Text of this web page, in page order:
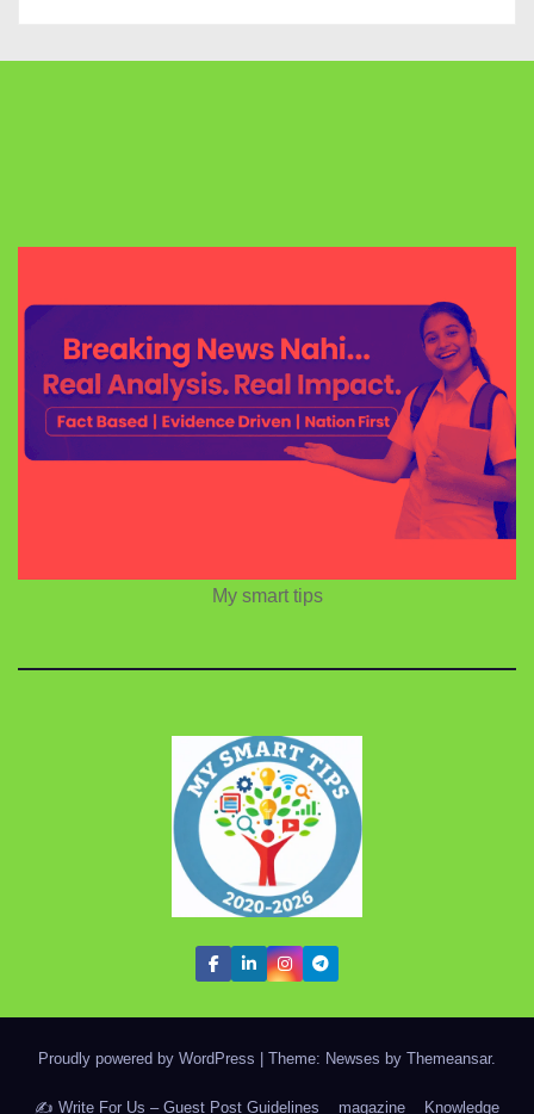
My smart tips
Proudly powered by WordPress Theme: Newses by Themeansar.
✍️ Write For Us – Guest Post Guidelines magazine Knowledge